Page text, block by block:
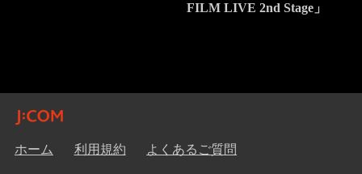
FILM LIVE 2nd Stage」
ホーム 利用規約 よくあるご質問